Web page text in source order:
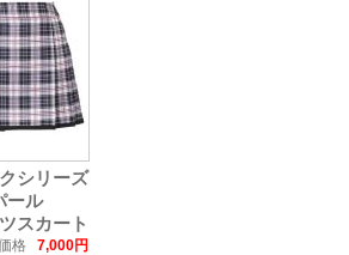
シリーズ
ール
スカート
格
7,000円